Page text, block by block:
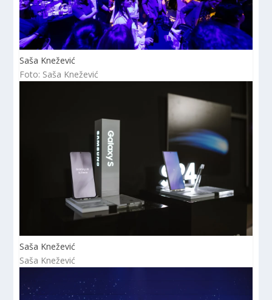
Saša Knežević
Foto: Saša Knežević
Saša Knežević
Saša Knežević